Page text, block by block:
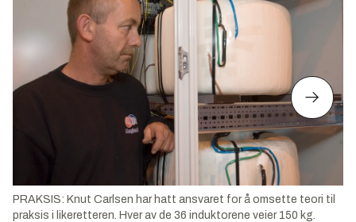
PRAKSIS: Knut Carlsen har hatt ansvaret for å omsette teori til
praksis i likeretteren. Hver av de 36 induktorene veier 150 kg.